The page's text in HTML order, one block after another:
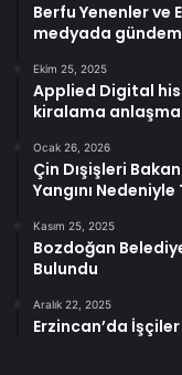
Berfu Yenenler ve
medyada
Ekim 25, 2025
Applied Digital
kiralama
Ocak 26, 2026
Çin Dışişleri
Yangını
Kasım 25, 2025
Bozdoğan
Bulundu
Aralık 22, 2025
Erzincan’da İşçiler